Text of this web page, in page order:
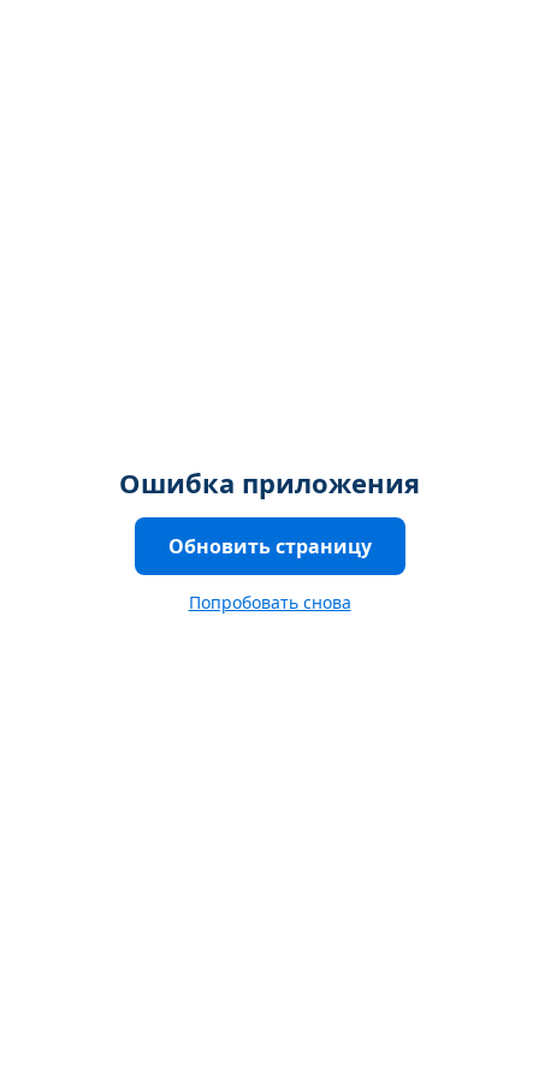
Ошибка приложения
Обновить страницу
Попробовать снова